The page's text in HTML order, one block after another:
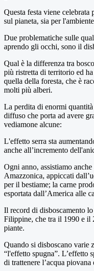
Questa festa viene
sul pianeta, sia per
Due problematiche sulle
aprendo gli occhi, sono il
Qual è la differenza tra
più ristretta di territorio ed
quella della foresta, che è
molti più alberi.
La perdita di enormi
diffuso che porta ad avere
vediamone alcune:
L'effetto serra sta
anche all’incremento
Ogni anno, assistiamo
Amazzonica, appiccati
per il bestiame; la carne
esportata dall’America alle
Il record di disboscamento
Filippine, che tra il 1990 e il
piante.
Quando si disboscano varie
“l'effetto spugna”. L’effetto
di trattenere l’acqua